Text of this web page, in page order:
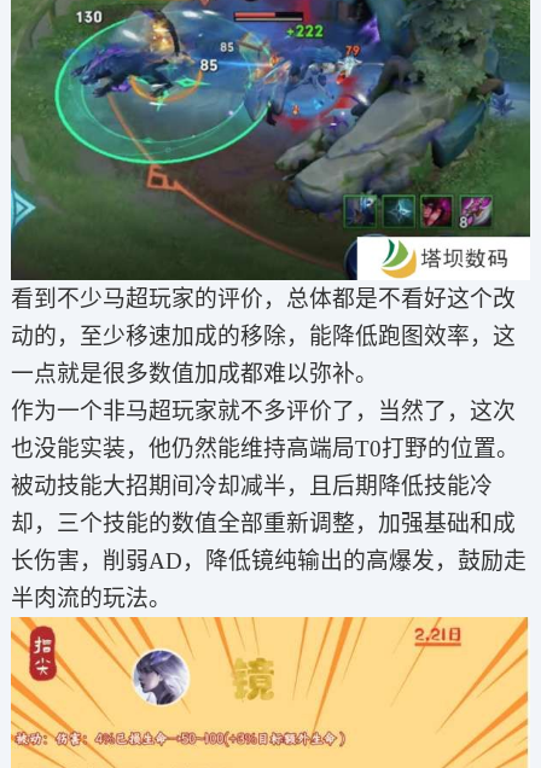
看到不少马超玩家的评价，总体都是不看好这个改
动的，至少移速加成的移除，能降低跑图效率，这
一点就是很多数值加成都难以弥补。
作为一个非马超玩家就不多评价了，当然了，这次
也没能实装，他仍然能维持高端局T0打野的位置。
被动技能大招期间冷却减半，且后期降低技能冷
却，三个技能的数值全部重新调整，加强基础和成
长伤害，削弱AD，降低镜纯输出的高爆发，鼓励走
半肉流的玩法。